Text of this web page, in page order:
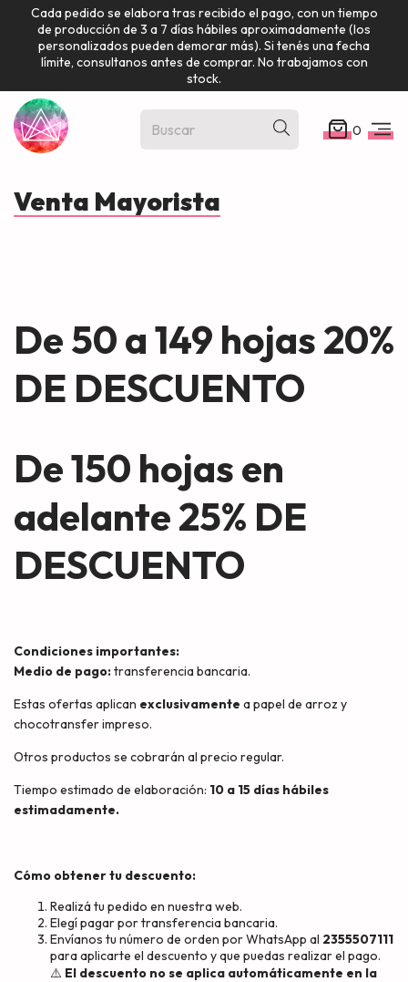
Cada pedido se elabora tras recibido el pago, con un tiempo
de producción de 3 a 7 días hábiles aproximadamente (los
personalizados pueden demorar más). Si tenés una fecha
límite, consultanos antes de comprar. No trabajamos con
stock.
0
Venta Mayorista
De 50 a 149 hojas20%
DE DESCUENTO
De 150 hojas en
adelante25% DE
DESCUENTO
Condiciones importantes:
Medio de pago:transferencia bancaria.
Estas ofertas aplican exclusivamente a papel de arroz y
chocotransfer impreso.
Otros productos se cobrarán al precio regular.
Tiempo estimado de elaboración: 10 a 15 días hábiles
estimadamente.
Cómo obtener tu descuento:
Realizá tu pedido en nuestra web.
Elegí pagar por transferencia bancaria.
Envíanos tu número de orden por WhatsApp al 2355507111
para aplicarte el descuento y que puedas realizar el pago.
⚠️ El descuento no se aplica automáticamente en la